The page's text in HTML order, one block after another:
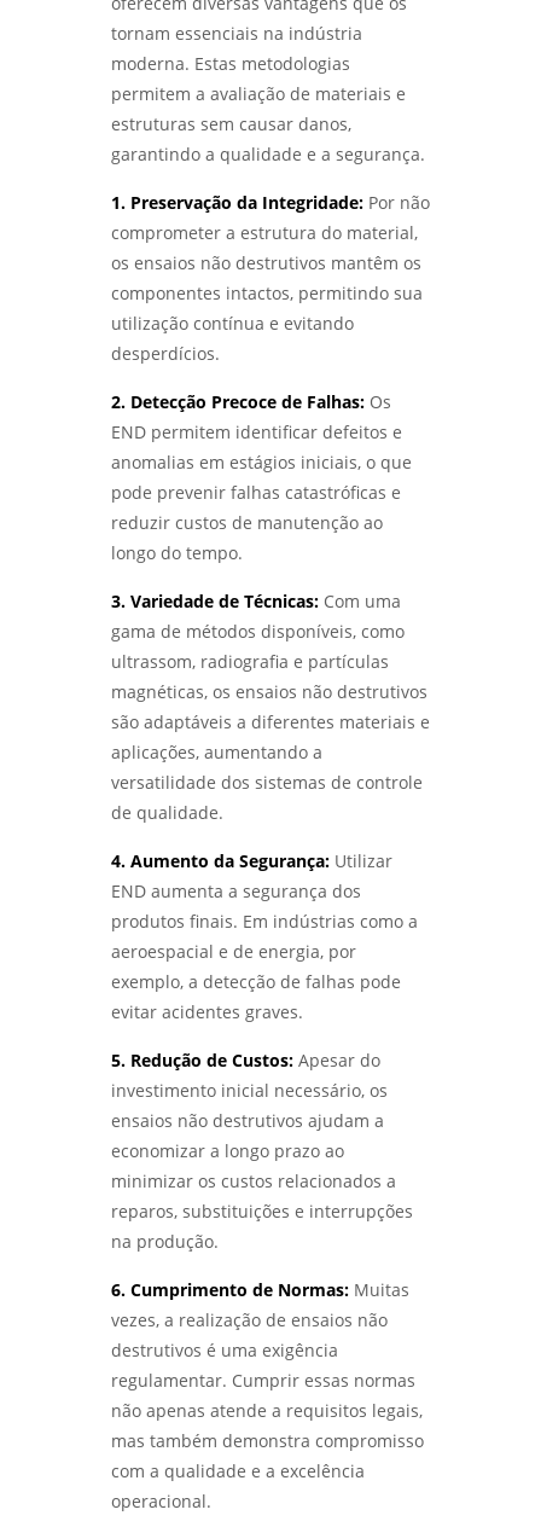
DESVENDANDO MISTÉRIOS: COMO A ANÁLISE
DE FALHAS EM EQUIPAMENTOS TRANSFORMA
DESVENDANDO O ENSAIO DE CORROSÃO:
PROTEJA SEUS MATERIAIS COM
DESCUBRA COMO UM LABORATÓRIO DE
ENSAIOS MECÂNICOS REVOLUCIONA A
DESVENDANDO OS SEGREDOS DOS ENSAIOS
MECÂNICOS PARA MATERIAIS INOVADORES -
COMO ESCOLHER AS MELHORES EMPRESAS DE
ENSAIOS NÃO DESTRUTIVOS - LABMETAL
COMO O ENSAIO DE CORROSÃO ACELERADA
GARANTE MATERIAIS DURÁVEIS - LABMETAL
COMO ESCOLHER UM LABORATÓRIO DE
ENSAIOS MECÂNICOS EM SP PARA GARANTIR A
QUALIDADE DOS SEUS MATERIAIS - LABMETAL
ANÁLISE METALOGRÁFICA PARA ENTENDER
ESTRUTURAS DOS MATERIAIS E MELHORAR
PROCESSOS - LABMETAL
COMO FUNCIONA O SERVIÇO DE
QUALIFICAÇÃO DE SOLDADOR E SUAS
ANÁLISE DE FALHAS EM MÁQUINAS E
EQUIPAMENTOS PARA OTIMIZAÇÃO DE
PRODUÇÃO - LABMETAL
QUALIFICAÇÃO DE SOLDADORES: COMO
GARANTIR A EXCELÊNCIA NA SOLDAGEM -
LABORATÓRIO DE ENSAIOS: DESCUBRA OS
INOVAÇÃO - LABMETAL
DESVENDANDO OS SEGREDOS DOS ENSAIOS
MECÂNICOS E METALÚRGICOS PARA
INOVAÇÃO - LABMETAL
DESVENDANDO OS ENSAIOS MECÂNICOS
DESTRUTIVOS: O QUE ELES REVELAM? -
LABMETAL
ENSAIO DE CORROSÃO POR PITE EM SÃO
PAULO: MÉTODOS E VANTAGENS - LABMETAL
ENSAIO DE CORROSÃO INTERGRANULAR EM
SÃO PAULO: MÉTODOS E IMPORTÂNCIA -
LABMETAL
qualificação de eps
qualificação de eps em sp
qualificação de eps em são josé dos
campos
qualificação de eps em são paulo
qualificacao de solda
tornam essenciais na indústria
moderna. Estas metodologias
permitem a avaliação de materiais e
estruturas sem causar danos,
garantindo a qualidade e a segurança.
1. Preservação da Integridade:Por não
comprometer a estrutura do material,
os ensaios não destrutivos mantêm os
componentes intactos, permitindo sua
utilização contínua e evitando
desperdícios.
2. Detecção Precoce de Falhas:Os
END permitem identificar defeitos e
anomalias em estágios iniciais, o que
pode prevenir falhas catastróficas e
reduzir custos de manutenção ao
longo do tempo.
3. Variedade de Técnicas:Com uma
gama de métodos disponíveis, como
ultrassom, radiografia e partículas
magnéticas, os ensaios não destrutivos
são adaptáveis a diferentes materiais e
aplicações, aumentando a
versatilidade dos sistemas de controle
de qualidade.
4. Aumento da Segurança:Utilizar
END aumenta a segurança dos
produtos finais. Em indústrias como a
aeroespacial e de energia, por
exemplo, a detecção de falhas pode
evitar acidentes graves.
5. Redução de Custos:Apesar do
investimento inicial necessário, os
ensaios não destrutivos ajudam a
economizar a longo prazo ao
minimizar os custos relacionados a
reparos, substituições e interrupções
na produção.
6. Cumprimento de Normas:Muitas
vezes, a realização de ensaios não
destrutivos é uma exigência
regulamentar. Cumprir essas normas
não apenas atende a requisitos legais,
mas também demonstra compromisso
com a qualidade e a excelência
operacional.